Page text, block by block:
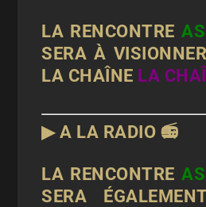
LA RENCONTRE
SERA À
LA CHAÎNE LA
▶ A LA RADIO 📻
LA RENCONTRE
SERA